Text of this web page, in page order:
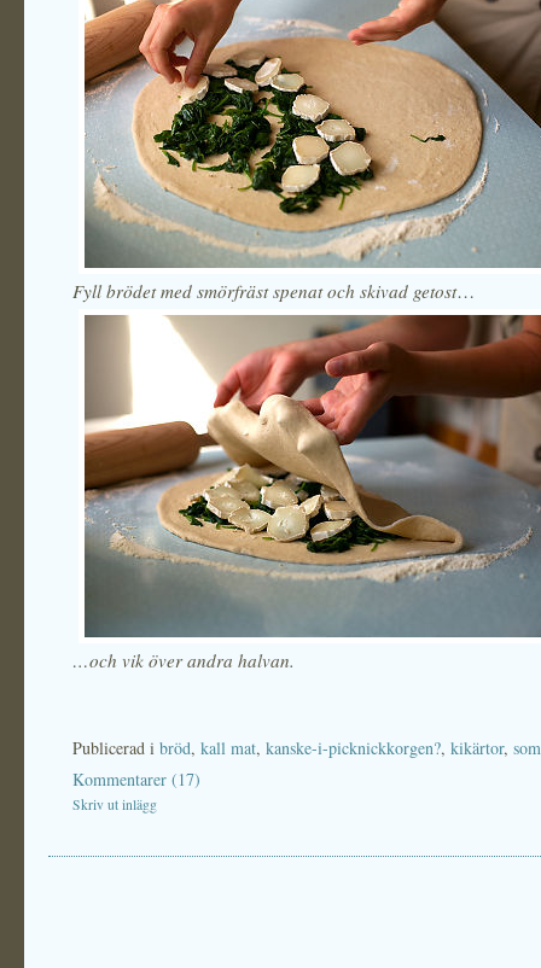
Fyll brödet med smörfräst spenat och skivad getost…
…och vik över andra halvan.
Publicerad i bröd, kall mat, kanske-i-picknickkorgen?, kikärtor,
Kommentarer (17)
Skriv ut inlägg